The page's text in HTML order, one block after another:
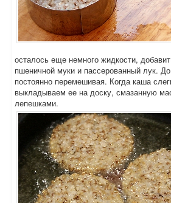
осталось еще немного жидкости,
пшеничной муки и пассерованный лук.
постоянно перемешивая. Когда каша
выкладываем ее на доску, смазанную
лепешками.